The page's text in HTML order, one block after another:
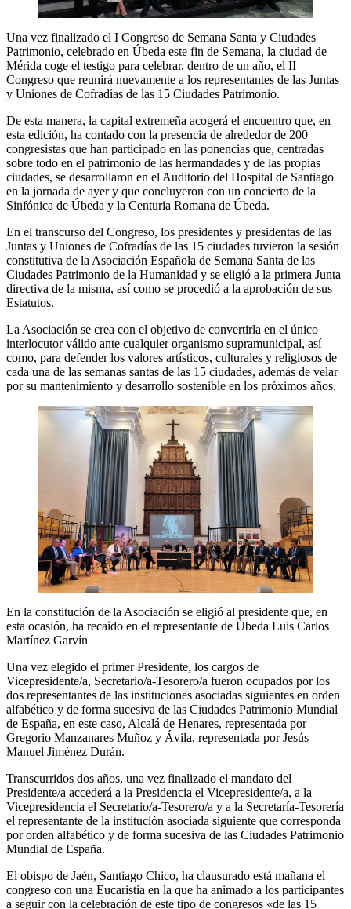
Una vez finalizado el I Congreso de Semana Santa y Ciudades
Patrimonio, celebrado en Úbeda este fin de Semana, la ciudad de
Mérida coge el testigo para celebrar, dentro de un año, el II
Congreso que reunirá nuevamente a los representantes de las Juntas
y Uniones de Cofradías de las 15 Ciudades Patrimonio.
De esta manera, la capital extremeña acogerá el encuentro que, en
esta edición, ha contado con la presencia de alrededor de 200
congresistas que han participado en las ponencias que, centradas
sobre todo en el patrimonio de las hermandades y de las propias
ciudades, se desarrollaron en el Auditorio del Hospital de Santiago
en la jornada de ayer y que concluyeron con un concierto de la
Sinfónica de Úbeda y la Centuria Romana de Úbeda.
En el transcurso del Congreso, los presidentes y presidentas de las
Juntas y Uniones de Cofradías de las 15 ciudades tuvieron la sesión
constitutiva de la Asociación Española de Semana Santa de las
Ciudades Patrimonio de la Humanidad y se eligió a la primera Junta
directiva de la misma, así como se procedió a la aprobación de sus
Estatutos.
La Asociación se crea con el objetivo de convertirla en el único
interlocutor válido ante cualquier organismo supramunicipal, así
como, para defender los valores artísticos, culturales y religiosos de
cada una de las semanas santas de las 15 ciudades, además de velar
por su mantenimiento y desarrollo sostenible en los próximos años.
En la constitución de la Asociación se eligió al presidente que, en
esta ocasión, ha recaído en el representante de Úbeda Luis Carlos
Martínez Garvín
Una vez elegido el primer Presidente, los cargos de
Vicepresidente/a, Secretario/a-Tesorero/a fueron ocupados por los
dos representantes de las instituciones asociadas siguientes en orden
alfabético y de forma sucesiva de las Ciudades Patrimonio Mundial
de España, en este caso, Alcalá de Henares, representada por
Gregorio Manzanares Muñoz y Ávila, representada por Jesús
Manuel Jiménez Durán.
Transcurridos dos años, una vez finalizado el mandato del
Presidente/a accederá a la Presidencia el Vicepresidente/a, a la
Vicepresidencia el Secretario/a-Tesorero/a y a la Secretaría-Tesorería
el representante de la institución asociada siguiente que corresponda
por orden alfabético y de forma sucesiva de las Ciudades Patrimonio
Mundial de España.
El obispo de Jaén, Santiago Chico, ha clausurado está mañana el
congreso con una Eucaristía en la que ha animado a los participantes
a seguir con la celebración de este tipo de congresos «de las 15